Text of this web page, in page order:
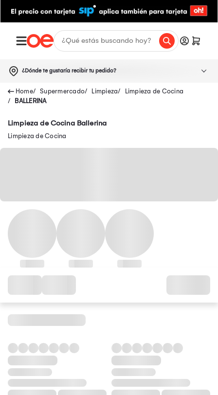
¿Dónde te gustaría recibir tu pedido?
Supermercado Limpieza
Limpieza de Cocina
BALLERINA
Limpieza de Cocina Ballerina
Limpieza de Cocina